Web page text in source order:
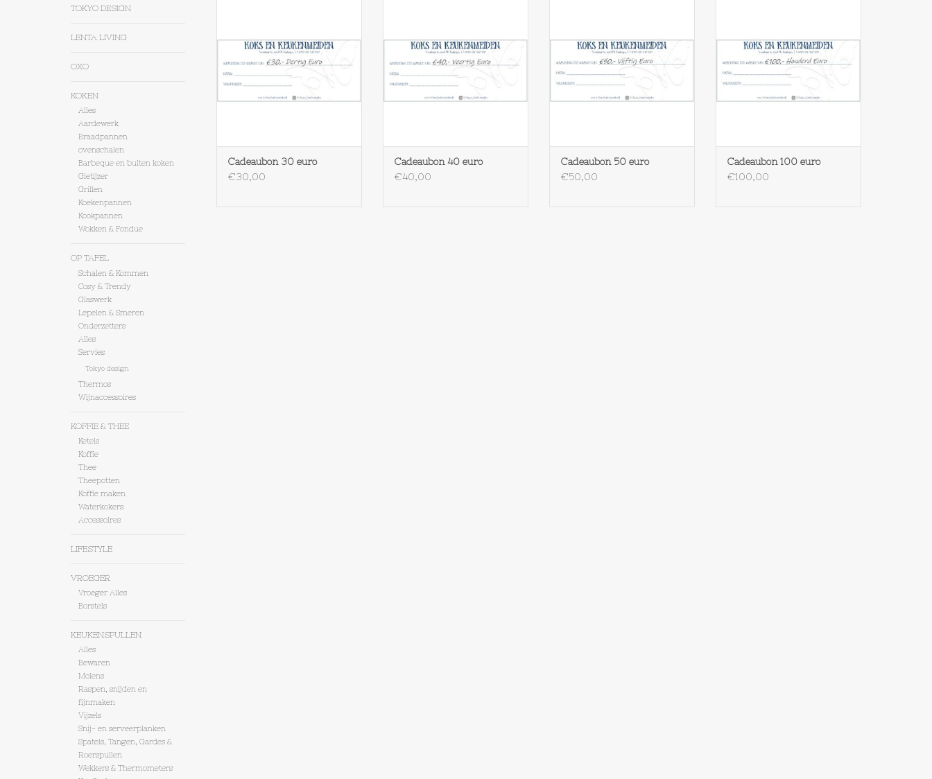
TOKYO DESIGN
LENTA LIVING
OXO
KOKEN
Alles
Aardewerk
Braadpannen
ovenschalen
Barbeque en buiten koken
Gietijzer
Grillen
Koekenpannen
Kookpannen
Wokken & Fondue
OP TAFEL
Schalen & Kommen
Cosy & Trendy
Glaswerk
Lepelen & Smeren
Onderzetters
Alles
Servies
Tokyo design
Thermos
Wijnaccessoires
KOFFIE & THEE
Ketels
Koffie
Thee
Theepotten
Koffie maken
Waterkokers
Accessoires
LIFESTYLE
VROEGER
Vroeger Alles
Borstels
KEUKENSPULLEN
Alles
Bewaren
Molens
Raspen, snijden en
fijnmaken
Vijzels
Snij- en serveerplanken
Spatels, Tangen, Gardes &
Roerspullen
Wekkers & Thermometers
Cadeaubon 30 euro
€30,00
Cadeaubon 40 euro
€40,00
Cadeaubon 50 euro
€50,00
Cadeaubon 100 euro
€100,00